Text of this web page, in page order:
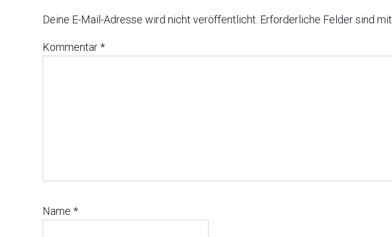
Deine E-Mail-Adresse wird nicht veröffentlicht. Erforderliche Felder sind mit
Kommentar*
Name *